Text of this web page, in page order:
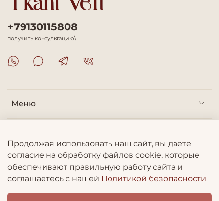
Меню
Информация
+79130115808
получить консультацию\
Продолжая использовать наш сайт, вы даете
согласие на обработку файлов cookie, которые
обеспечивают правильную работу сайта и
соглашаетесь с нашей Политикой безопасности